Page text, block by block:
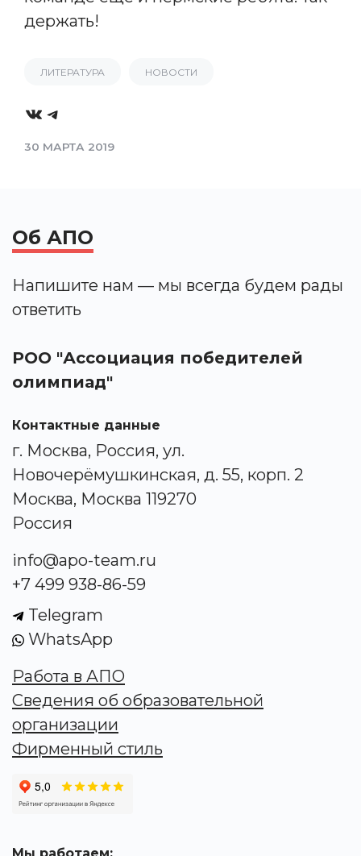
держать!
ЛИТЕРАТУРА НОВОСТИ
VKTelegram
30 МАРТА 2019
Об АПО
Напишите нам — мы всегда будем рады
ответить
РОО "Ассоциация победителей
олимпиад"
Контактные данные
г. Москва, Россия, ул.
Новочерёмушкинская, д. 55, корп. 2
Москва, Москва 119270
Россия
info@apo-team.ru
+7 499 938-86-59
Telegram
WhatsApp
Работа в АПО
Сведения об образовательной
организации
Фирменный стиль